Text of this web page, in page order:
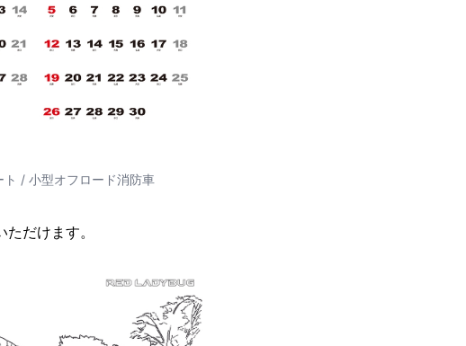
ト / 小型オフロード消防車
だけます。